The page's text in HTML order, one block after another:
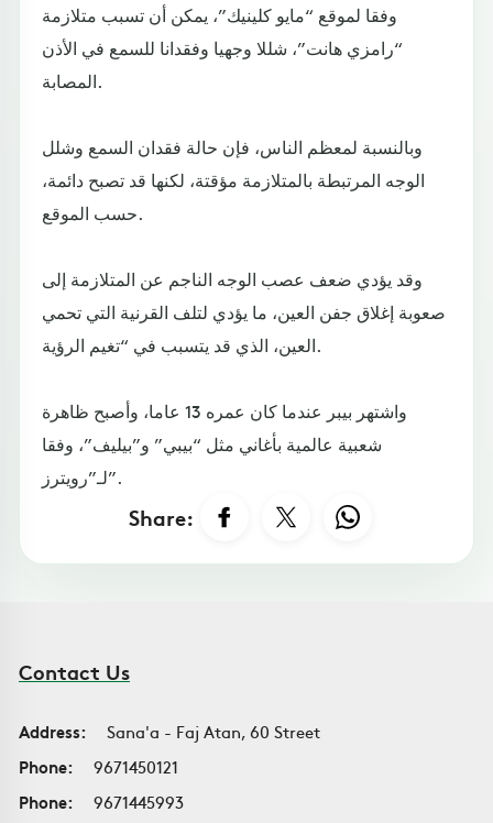
وفقا لموقع “مايو كلينيك”، يمكن أن تسبب متلازمة
“رامزي هانت”، شللا وجهيا وفقدانا للسمع في الأذن
المصابة.
وبالنسبة لمعظم الناس، فإن حالة فقدان السمع وشلل
الوجه المرتبطة بالمتلازمة مؤقتة، لكنها قد تصبح دائمة،
حسب الموقع.
وقد يؤدي ضعف عصب الوجه الناجم عن المتلازمة إلى
صعوبة إغلاق جفن العين، ما يؤدي لتلف القرنية التي تحمي
العين، الذي قد يتسبب في “تغيم الرؤية.
واشتهر بيبر عندما كان عمره 13 عاما، وأصبح ظاهرة
شعبية عالمية بأغاني مثل “بيبي” و”بيليف”، وفقا
لـ”رويترز”.
Share:
Contact Us
Address:
Sana'a - Faj Atan, 60 Street
Phone:
9671450121
Phone:
9671445993